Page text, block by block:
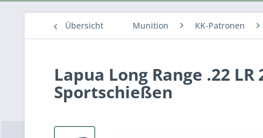
Übersicht Munition KK-Patronen
Lapua Long Range .22
Sportschießen